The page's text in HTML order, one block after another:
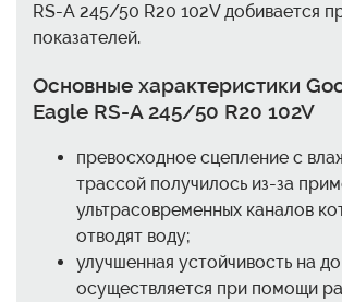
RS-A 245/50 R20 102V добивается
показателей.
Основные характеристики
Eagle RS-A 245/50 R20 102V
превосходное сцепление с
трассой получилось из-за
ультрасовременных каналов
отводят воду;
улучшенная устойчивость на
осуществляется при помощи